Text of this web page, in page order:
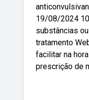
19/08/2024
substâncias
tratamento
facilitar na
prescrição de